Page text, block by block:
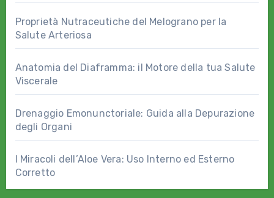
Proprietà Nutraceutiche del Melograno per la
Salute Arteriosa
Anatomia del Diaframma: il Motore della tua Salute
Viscerale
Drenaggio Emonunctoriale: Guida alla Depurazione
degli Organi
I Miracoli dell’Aloe Vera: Uso Interno ed Esterno
Corretto